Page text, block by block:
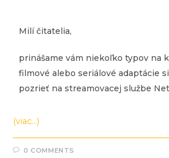
Milí čitatelia,
prinášame vám niekoľko typov na
filmové alebo seriálové adaptácie
pozrieť na streamovacej službe
(viac…)
0 COMMENTS